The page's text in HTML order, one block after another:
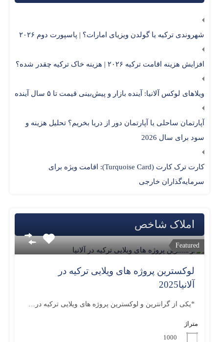
شهروندی ترکیه یا گولدن ویزیای امارات؟ | پاسپورت دوم ۲۰۲۶
افزایش هزینه اقامت ترکیه ۲۰۲۶ | هزینه خاک ترکیه چقدر شده؟
ویلاهای لوکس آلانیا: آینده بازار و پیش‌بینی قیمت تا ۵ سال آینده
آپارتمان ساحلی یا آپارتمان دور از دریا بخریم؟ تحلیل هزینه و
سود برای سال 2026
کارت ترک کارت (Turquoise Card): اقامت ویژه برای
سرمایه‌گذاران خارجی
املاک شاخص
Featured
لوکسترین پروژه های ویلایی ترکیه در
آلانیا2025
*یکی از گرانترین و لوکسترین پروژه های ویلایی ترکیه در…
متراژ
1000